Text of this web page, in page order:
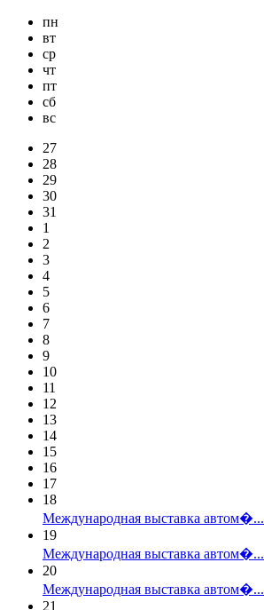
пн
вт
ср
чт
пт
сб
вс
27
28
29
30
31
1
2
3
4
5
6
7
8
9
10
11
12
13
14
15
16
17
18
Международная выставка автом�...
19
Международная выставка автом�...
20
Международная выставка автом�...
21